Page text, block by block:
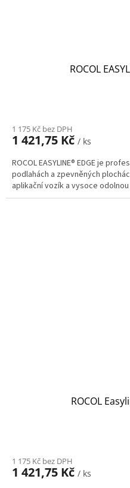
ROCOL
1 175 Kč bez DPH
1 421,75 Kč / ks
ROCOL EASYLINE® EDGE je
podlahách a zpevněných
aplikační vozík a vysoce
ROCOL
1 175 Kč bez DPH
1 421,75 Kč / ks